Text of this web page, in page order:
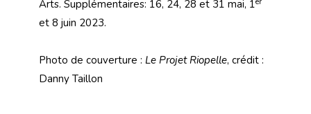
Arts. Supplémentaires: 16, 24, 28 et 31 mai, 1
et 8 juin 2023.
Photo de couverture : Le Projet Riopelle, crédit :
Danny Taillon